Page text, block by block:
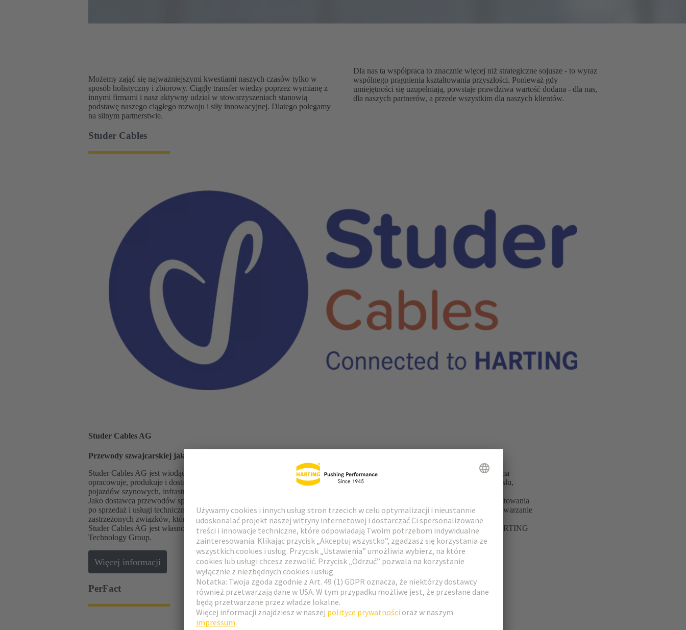
Możemy zająć się najważniejszymi kwestiami naszych czasów tylko w
sposób holistyczny i zbiorowy. Ciągły transfer wiedzy poprzez wymianę z
innymi firmami i nasz aktywny udział w stowarzyszeniach stanowią
podstawę naszego ciągłego rozwoju i siły innowacyjnej. Dlatego polegamy
na silnym partnerstwie.
Dla nas ta współpraca to znacznie więcej niż strategiczne sojusze - to wyraz
wspólnego pragnienia kształtowania przyszłości. Ponieważ gdy
umiejętności się uzupełniają, powstaje prawdziwa wartość dodana - dla nas,
dla naszych partnerów, a przede wszystkim dla naszych klientów.
Studer Cables
Studer Cables AG
Przewody szwajcarskiej jakości na rynek globalny
Studer Cables AG jest wiodącym szwajcarskim producentem przewodów z ponad 80-letnim doświadczeniem. Od 1939 roku firma
opracowuje, produkuje i dostarcza wysokiej jakości przewody i rozwiązania przewodowe dla energetyki i infrastruktury, przemysłu,
pojazdów szynowych, infrastruktury lotniskowej i e-mobilności.
Jako dostawca przewodów specjalnych, Studer Cables oferuje kompletny łańcuch wartości z jednego źródła, od rozwoju i projektowania
po sprzedaż i usługi techniczne. Jej kluczowe kompetencje obejmują sieciowanie wiązką elektronów oraz opracowywanie i przetwarzanie
zastrzeżonych związków, które spełniają najwyższe standardy bezpieczeństwa, niezawodności i trwałości.
Studer Cables AG jest własnością rodziny Harting od 2022 roku i jest silnym partnerem, który uzupełnia portfolio rozwiązań HARTING
Technology Group.
Więcej informacji
PerFact